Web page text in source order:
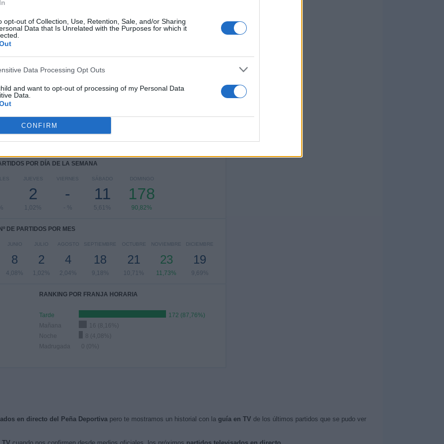
opt-out of Collection, Use, Retention, Sale, and/or Sharing
Data that Is Unrelated with the Purposes for which it
Data Processing Opt Outs
and want to opt-out of processing of my Personal Data
Data.
CONFIRM
8
5
RANKING POR COMPETICIONES
Segunda B
65 (33,16%)
Copa del Rey
POR DÍA DE LA SEMANA
JUEVES
2
1,02%
VIERNES
-
- %
SÁBADO
11
5,61%
DOMINGO
178
90,82%
Nº DE PARTIDOS POR MES
JUNIO
8
4,08%
JULIO
2
1,02%
AGOSTO
4
2,04%
SEPTIEMBRE
18
9,18%
OCTUBRE
21
10,71%
NOVIEMBRE
23
11,73%
DICIEMBRE
19
9,69%
RANKING POR FRANJA HORARIA
Tarde
172 (87,76%)
Mañana
16 (8,16%)
Noche
8 (4,08%)
Madrugada
0 (0%)
en directo del Peña Deportivapero te mostramos un historial con la guía en TV de los últimos partidos que se pudo ver